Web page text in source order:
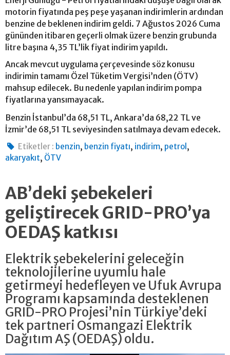
motorin fiyatında peş peşe yaşanan indirimlerin ardından
benzine de beklenen indirim geldi. 7 Ağustos 2026 Cuma
gününden itibaren geçerli olmak üzere benzin grubunda
litre başına 4,35 TL’lik fiyat indirim yapıldı.
Ancak mevcut uygulama çerçevesinde söz konusu
indirimin tamamı Özel Tüketim Vergisi’nden (ÖTV)
mahsup edilecek. Bu nedenle yapılan indirim pompa
fiyatlarına yansımayacak.
Benzin İstanbul’da 68,51 TL, Ankara’da 68,22 TL ve
İzmir’de 68,51 TL seviyesinden satılmaya devam edecek.
Etiketler : benzin, benzin fiyatı, indirim, petrol ,
akaryakıt, ÖTV
AB’deki şebekeleri
geliştirecek GRID-PRO’ya
OEDAŞ katkısı
Elektrik şebekelerini geleceğin
teknolojilerine uyumlu hale
getirmeyi hedefleyen ve Ufuk Avrupa
Programı kapsamında desteklenen
GRID-PRO Projesi’nin Türkiye’deki
tek partneri Osmangazi Elektrik
Dağıtım AŞ (OEDAŞ) oldu.